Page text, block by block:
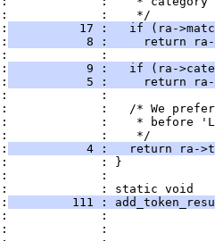
:    */
17 :   if (ra-
8 :     return
:
9 :   if (ra-
5 :     return
:
:   /* We
:    * before
:    */
4 :   return ra-
: }
:
: static void
111 :
:
: